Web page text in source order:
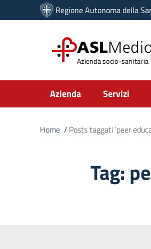
Vai ai contenuti
Vai al menu di navigazione
Regione Autonoma della
ASL
Azienda socio-sanitaria
Submenu
Azienda Servizi
Home / Posts taggati 'peer
Tag: